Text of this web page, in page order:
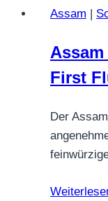
Assam |
First
Der